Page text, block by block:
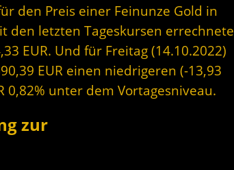
den Preis einer Feinunze Gold in
den letzten Tageskursen errechnete
EUR. Und für Freitag (14.10.2022)
EUR einen niedrigeren (-13,93
0,82% unter dem Vortagesniveau.
zur